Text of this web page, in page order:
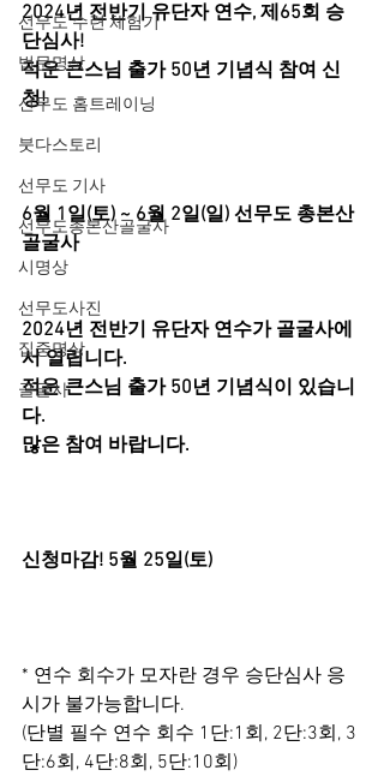
선무도 수련 체험기
법문명상
선무도 홈트레이닝
붓다스토리
선무도 기사
선무도총본산골굴사
시명상
선무도사진
집중명상
골굴사
2024년 전반기 유단자 연수, 제65회 승
단심사!
적운 큰스님 출가 50년 기념식 참여 신
청!
6월 1일(토) ~ 6월 2일(일) 선무도 총본산
골굴사
2024년 전반기 유단자 연수가 골굴사에
서 열립니다.
적운 큰스님 출가 50년 기념식이 있습니
다.
많은 참여 바랍니다.
신청마감! 5월 25일(토)
* 연수 회수가 모자란 경우 승단심사 응
시가 불가능합니다.
(단별 필수 연수 회수 1단:1회, 2단:3회, 3
단:6회, 4단:8회, 5단:10회)